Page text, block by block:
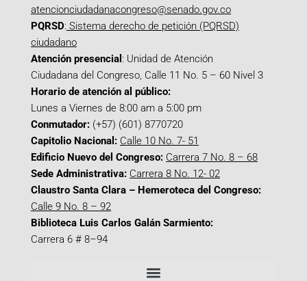
atencionciudadanacongreso@senado.gov.co
PQRSD: Sistema derecho de petición (PQRSD)
ciudadano
Atención presencial : Unidad de Atención
Ciudadana del Congreso, Calle 11 No. 5 – 60 Nivel 3
Horario de atención al público:
Lunes a Viernes de 8:00 am a 5:00 pm
Conmutador: (+57) (601) 8770720
Capitolio Nacional: Calle 10 No. 7- 51
Edificio Nuevo del Congreso: Carrera 7 No. 8 – 68
Sede Administrativa: Carrera 8 No. 12- 02
Claustro Santa Clara – Hemeroteca del Congreso:
Calle 9 No. 8 – 92
Biblioteca Luis Carlos Galán Sarmiento:
Carrera 6 # 8–94